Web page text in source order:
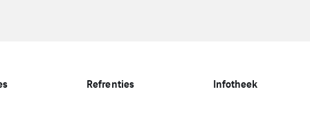
Refrenties Infotheek